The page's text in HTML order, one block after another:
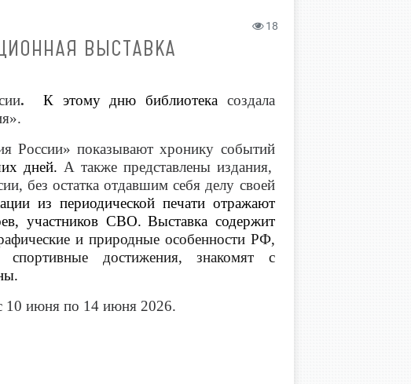
18
ВЫСТАВКА
. К этому дню библиотека создала
России» показывают хронику событий
дней.А также представлены издания,
без остатка отдавшим себя делу своей
из периодической печатиотражают
участников СВО. Выставка содержит
и природные особенности РФ,
спортивные достижения, знакомят с
10 июня по 14 июня 2026.